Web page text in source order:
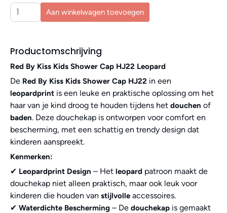
Aan winkelwagen toevoegen
Productomschrijving
Red By Kiss Kids Shower Cap HJ22 Leopard
De Red By Kiss Kids Shower Cap HJ22 in een
leopardprint is een leuke en praktische oplossing om het
haar van je kind droog te houden tijdens het douchen of
baden. Deze douchekap is ontworpen voor comfort en
bescherming, met een schattig en trendy design dat
kinderen aanspreekt.
Kenmerken:
✔ Leopardprint Design – Het leopard patroon maakt de
douchekap niet alleen praktisch, maar ook leuk voor
kinderen die houden van stijlvolle accessoires.
✔ Waterdichte Bescherming – De douchekap is gemaakt